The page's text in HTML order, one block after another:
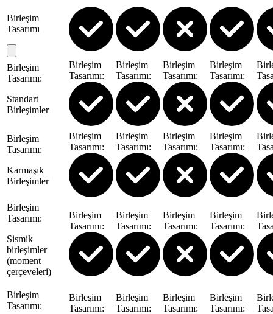
Birleşim
Tasarımı
Birleşim
Tasarımı:
Standart
Birleşimler
Birleşim
Tasarımı:
Birleşim
Tasarımı:
Birleşim
Tasarımı:
Birleşim
Tasarımı:
Birleşim
Tasarımı:
Karmaşık
Birleşimler
Birleşim
Tasarımı:
Birleşim
Tasarımı:
Birleşim
Tasarımı:
Birleşim
Tasarımı:
Birleşim
Tasarımı:
Sismik
birleşimler
(moment
çerçeveleri)
Birleşim
Tasarımı:
Birleşim
Tasarımı:
Birleşim
Tasarımı:
Birleşim
Tasarımı:
Birleşim
Tasarımı:
Birleşim
Tasarımı:
Birleşim
Tasarımı:
Birleşim
Tasarımı:
Birleşim
Tasarımı: